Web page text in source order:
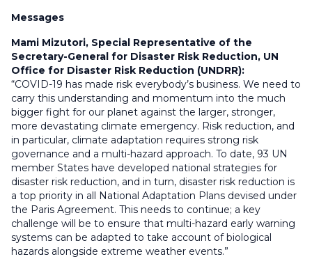
Messages
Mami Mizutori, Special Representative of the
Secretary-General for Disaster Risk Reduction, UN
Office for Disaster Risk Reduction (UNDRR):
“COVID-19 has made risk everybody’s business. We need to
carry this understanding and momentum into the much
bigger fight for our planet against the larger, stronger,
more devastating climate emergency. Risk reduction, and
in particular, climate adaptation requires strong risk
governance and a multi-hazard approach. To date, 93 UN
member States have developed national strategies for
disaster risk reduction, and in turn, disaster risk reduction is
a top priority in all National Adaptation Plans devised under
the Paris Agreement. This needs to continue; a key
challenge will be to ensure that multi-hazard early warning
systems can be adapted to take account of biological
hazards alongside extreme weather events.”